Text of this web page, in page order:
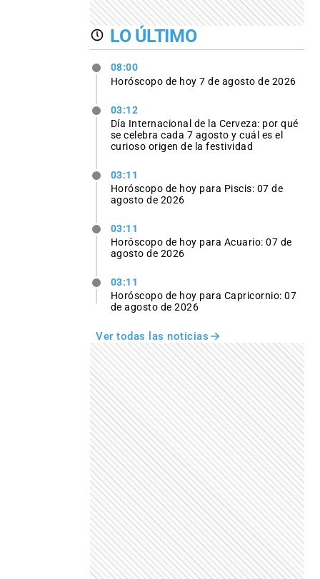
LO ÚLTIMO
08:00
Horóscopo de hoy 7 de agosto de 2026
03:12
Día Internacional de la Cerveza: por qué
se celebra cada 7 agosto y cuál es el
curioso origen de la festividad
03:11
Horóscopo de hoy para Piscis: 07 de
agosto de 2026
03:11
Horóscopo de hoy para Acuario: 07 de
agosto de 2026
03:11
Horóscopo de hoy para Capricornio: 07
de agosto de 2026
Ver todas las noticias